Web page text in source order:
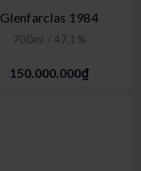
Glenfarclas 1984
700ml / 47,1%
150.000.000₫